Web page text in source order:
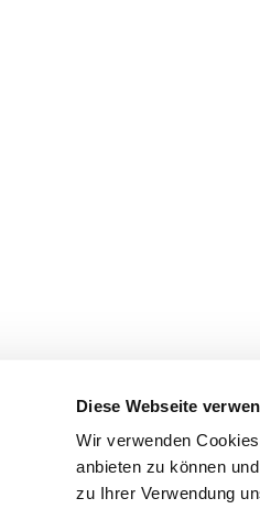
Diese Webseite
Wir verwenden
anbieten zu können
zu Ihrer Verwendung